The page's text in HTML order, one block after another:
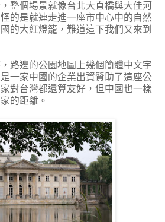
整個場景就像台北大直橋與大佳河
的是就連走進一座市中心中的自然
的大紅燈籠，難道這下我們又來到
路邊的公園地圖上幾個簡體中文字
一家中國的企業出資贊助了這座公
對台灣都還算友好，但中國也一樣
的距離。